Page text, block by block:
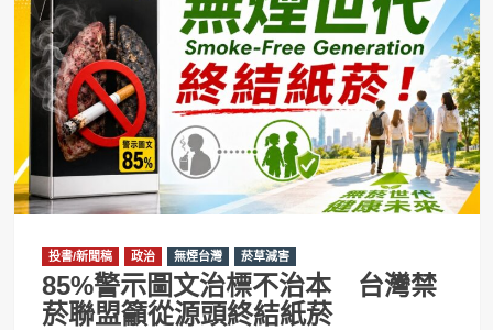
投書/新聞稿 政治 無煙台灣 菸草減害
85%警示圖文治標不治本 台灣禁
菸聯盟籲從源頭終結紙菸